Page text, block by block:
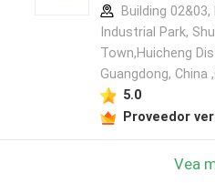
Building 02&03,
Industrial Park,
Town,Huicheng
Guangdong, China
5.0
Proveedor
Vea